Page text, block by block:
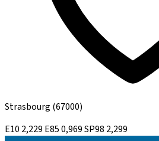
Strasbourg (67000)
E10 2,229 E850,969SP98 2,299